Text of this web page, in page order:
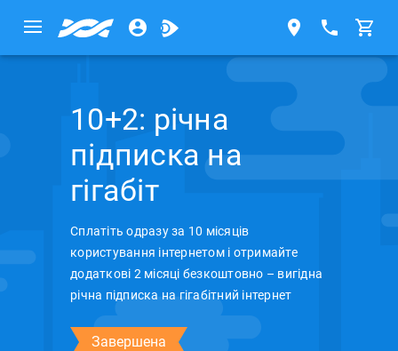
10+2: річна
підписка на
гігабіт
Сплатіть одразу за 10 місяців
користування інтернетом і отримайте
додаткові 2 місяці безкоштовно – вигідна
річна підписка на гігабітний інтернет
Завершена